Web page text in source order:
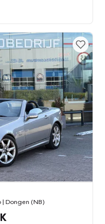
| Dongen (NB)